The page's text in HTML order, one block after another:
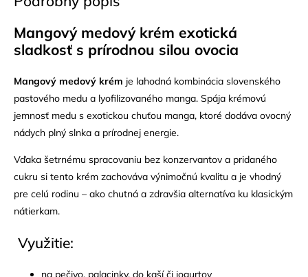
Mangový medový krém exotická
sladkosť s prírodnou silou ovocia
Mangový medový krém je lahodná kombinácia slovenského
pastového medu a lyofilizovaného manga. Spája krémovú
jemnosť medu s exotickou chuťou manga, ktoré dodáva ovocný
nádych plný slnka a prírodnej energie.
Vďaka šetrnému spracovaniu bez konzervantov a pridaného
cukru si tento krém zachováva výnimočnú kvalitu a je vhodný
pre celú rodinu – ako chutná a zdravšia alternatíva ku klasickým
nátierkam.
Využitie:
na pečivo, palacinky, do kaší či jogurtov